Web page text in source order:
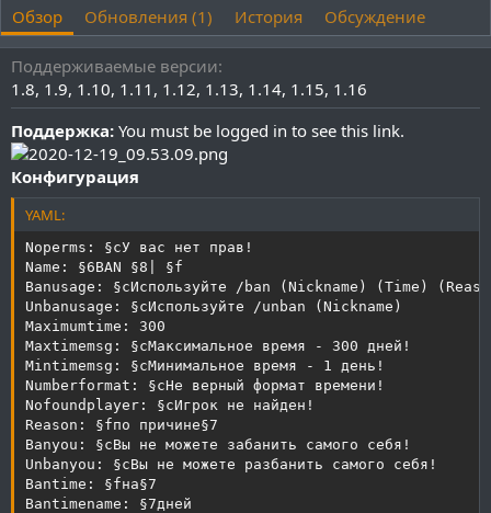
т
о
р
т
а
с
о
з
д
а
н
я
г
и
Обзор Обновления (1) История Обсуждение
Поддерживаемые версии
1.8 1.9 1.10 1.11 1.12 1.13 1.14 1.15 1.16
Поддержка: You must be logged in to see this link.
Конфигурация
YAML:
Noperms: §cУ вас нет прав!
Name: §6BAN §8| §f
Banusage: §cИспользуйте /ban (Nickname) (Time)
Unbanusage: §cИспользуйте /unban (Nickname)
Maximumtime: 300
Maxtimemsg: §cМаксимальное время - 300 дней!
Mintimemsg: §cМинимальное время - 1 день!
Numberformat: §cНе верный формат времени!
Nofoundplayer: §cИгрок не найден!
Reason: §fпо причине§7
Banyou: §cВы не можете забанить самого себя!
Unbanyou: §cВы не можете разбанить самого себя!
Bantime: §fна§7
Bantimename: §7дней